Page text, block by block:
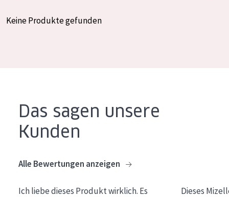
PRODUKTTYP
Reinigung
Essentials
Lift+
Keine Produkte gefunden
Das sagen unsere
Kunden
Alle Bewertungen anzeigen
Ich liebe dieses Produkt wirklich. Es
Dieses